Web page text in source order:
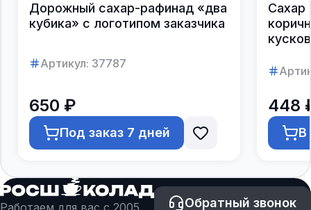
Дорожный сахар-рафинад «два
кубика» с логотипом заказчика
Артикул: 37787
650 ₽
Под заказ 7 дней
Сахар
448
В
Работаем для вас с 2005
Обратный звонок